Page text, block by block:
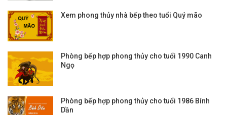
Xem phong thủy nhà bếp theo tuổi Quý mão
Phòng bếp hợp phong thủy cho tuổi 1990 Canh
Ngọ
Phòng bếp hợp phong thủy cho tuổi 1986 Bính
Dần